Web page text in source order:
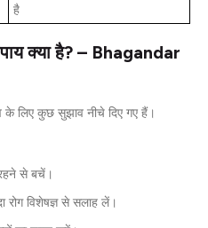
है
क्या है? – Bhagandar
लिए कुछ सुझाव नीचे दिए गए हैं।
से बचें।
रोग विशेषज्ञ से सलाह लें।